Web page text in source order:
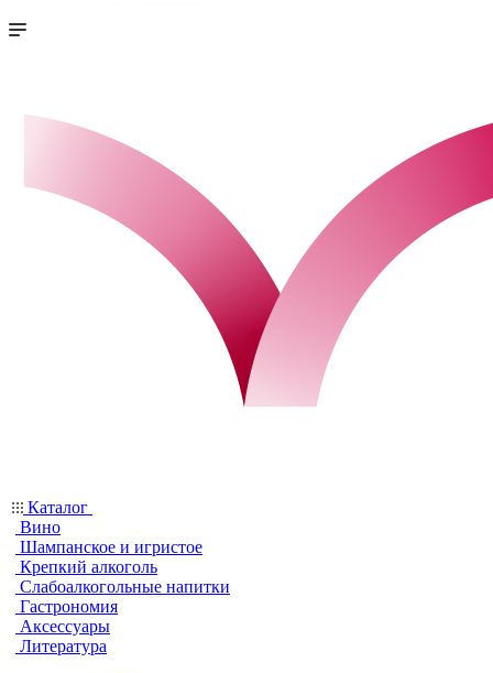
Каталог
Вино
Шампанское и игристое
Крепкий алкоголь
Слабоалкогольные напитки
Гастрономия
Аксессуары
Литература